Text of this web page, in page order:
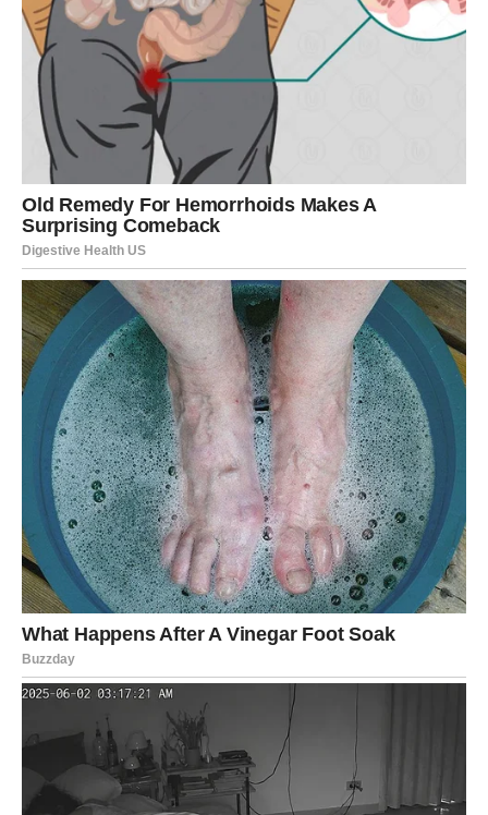
promenom. Prvi dan donosi želju za kretanjem, drugi dan
razmišljanje o budućnosti, a treći dan novu inspiraciju.
U ljubavi, optimizam se vraća. Slobodni Strelčevi mogu
započeti poznanstvo koje donosi radost i nadu.
Poruka perioda:Pratite ono što vam širi vidike.
JARAC
Jarčevi naredna tri dana koriste za sabiranje snage. Prvi
dan je posvećen obavezama, drugi emotivnom
preispitivanju, a treći dan donosi sigurnost i jasnu odluku.
U ljubavi, Jarčevi žele stabilnost. Slobodni mogu upoznati
osobu sličnih vrednosti. Poslovno, trud počinje da daje
rezultate.
Poruka perioda:Sve dolazi u pravo vreme.
VODOLIJA
Vodolije u naredna tri dana osećaju potrebu da budu
svoji. Prvi dan donosi iznenađenja, drugi dan povlačenje,
a treći dan jasnoću.
U ljubavi, mogući su neočekivani obrti ili susreti.
Slobodne Vodolije privlače neobične, ali zanimljive